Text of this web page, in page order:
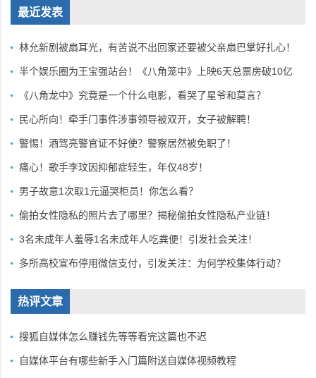
最近发表
林允新剧被扇耳光，有苦说不出回家还要被父亲扇巴掌好扎心！
半个娱乐圈为王宝强站台！《八角笼中》上映6天总票房破10亿
《八角龙中》究竟是一个什么电影，看哭了星爷和莫言？
民心所向！牵手门事件涉事领导被双开，女子被解聘！
警惕！酒驾亮警官证不好使？警察居然被免职了！
痛心！歌手李玟因抑郁症轻生，年仅48岁！
男子故意1次取1元逼哭柜员！你怎么看？
偷拍女性隐私的照片去了哪里？揭秘偷拍女性隐私产业链！
3名未成年人羞辱1名未成年人吃粪便！引发社会关注！
多所高校宣布停用微信支付，引发关注：为何学校集体行动？
热评文章
搜狐自媒体怎么赚钱先等等看完这篇也不迟
自媒体平台有哪些新手入门篇附送自媒体视频教程